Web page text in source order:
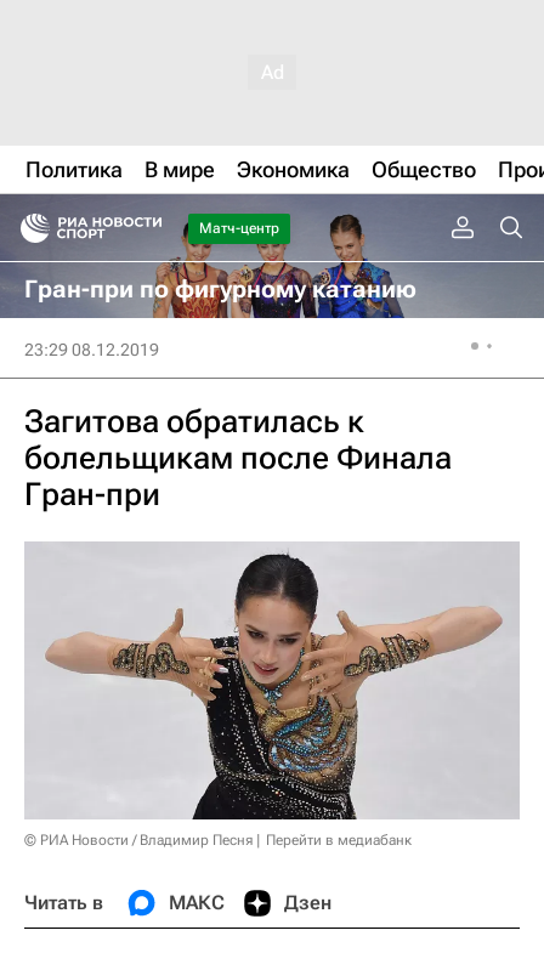
Политика В мире Экономика Общество
Матч-центр
Гран-при по фигурному катанию
23:29 08.12.2019
Загитова обратилась к
болельщикам после Финала
Гран-при
© РИА Новости / Владимир Песня Перейти в медиабанк
Читать в МАКС Дзен